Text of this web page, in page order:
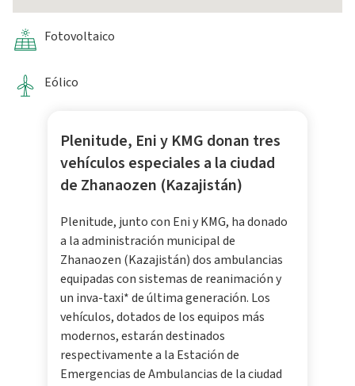
Fotovoltaico
Eólico
Plenitude, Eni y KMG donan tres
vehículos especiales a la ciudad
de Zhanaozen (Kazajistán)
Plenitude, junto con Eni y KMG, ha donado
a la administración municipal de
Zhanaozen (Kazajistán) dos ambulancias
equipadas con sistemas de reanimación y
un inva-taxi* de última generación. Los
vehículos, dotados de los equipos más
modernos, estarán destinados
respectivamente a la Estación de
Emergencias de Ambulancias de la ciudad